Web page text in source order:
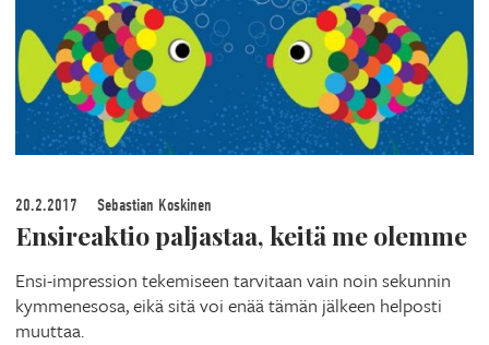
20.2.2017 Sebastian Koskinen
Ensireaktio paljastaa, keitä me olemme
Ensi-impression tekemiseen tarvitaan vain noin sekunnin
kymmenesosa, eikä sitä voi enää tämän jälkeen helposti
muuttaa.